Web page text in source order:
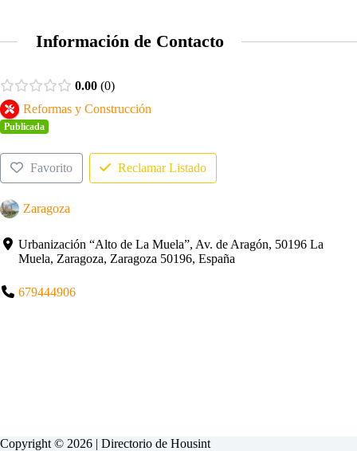
Información de Contacto
0.00 0
Reformas y Construcción
Publicada
Favorito Reclamar Listado
Zaragoza
Urbanización “Alto de La Muela”, Av. de Aragón, 50196 La
Muela, Zaragoza, Zaragoza 50196, España
679444906
Copyright © 2026 | Directorio de Housint